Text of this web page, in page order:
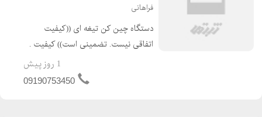
فراهانی
دستگاه چین کن تیغه ای ((کیفیت
اتفاقی نیست. تضمینی است)) کیفیت .
قیمت و خدمات پس از فروش را در
انتخاب خود لحاظ کنید . ساخت انواع
1 روز پیش
09190753450